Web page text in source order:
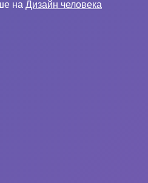
на Дизайн человека